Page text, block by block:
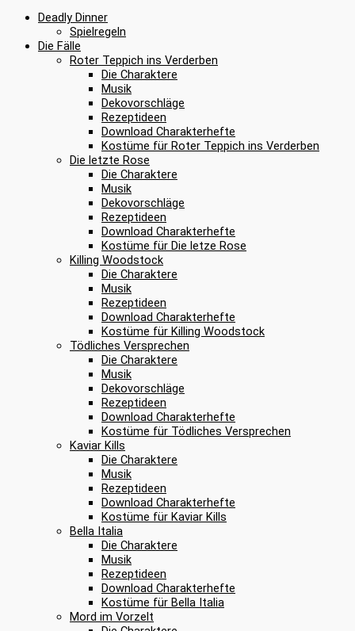
Deadly Dinner
Spielregeln
Die Fälle
Roter Teppich ins Verderben
Die Charaktere
Musik
Dekovorschläge
Rezeptideen
Download Charakterhefte
Kostüme für Roter Teppich ins Verderben
Die letzte Rose
Die Charaktere
Musik
Dekovorschläge
Rezeptideen
Download Charakterhefte
Kostüme für Die letze Rose
Killing Woodstock
Die Charaktere
Musik
Rezeptideen
Download Charakterhefte
Kostüme für Killing Woodstock
Tödliches Versprechen
Die Charaktere
Musik
Dekovorschläge
Rezeptideen
Download Charakterhefte
Kostüme für Tödliches Versprechen
Kaviar Kills
Die Charaktere
Musik
Rezeptideen
Download Charakterhefte
Kostüme für Kaviar Kills
Bella Italia
Die Charaktere
Musik
Rezeptideen
Download Charakterhefte
Kostüme für Bella Italia
Mord im Vorzelt